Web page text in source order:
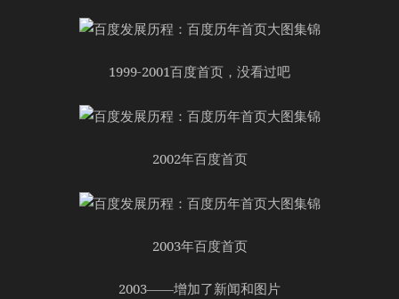
1999-2001百度首页，没看过吧
2002年百度首页
2003年百度首页
2003——增加了新闻和图片